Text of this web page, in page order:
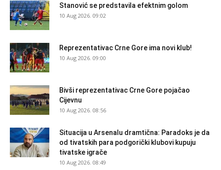
Stanović se predstavila efektnim golom
10 Aug 2026. 09:02
Reprezentativac Crne Gore ima novi klub!
10 Aug 2026. 09:00
Bivši reprezentativac Crne Gore pojačao
Cijevnu
10 Aug 2026. 08:56
Situacija u Arsenalu dramtična: Paradoks je da
od tivatskih para podgorički klubovi kupuju
tivatske igrače
10 Aug 2026. 08:49